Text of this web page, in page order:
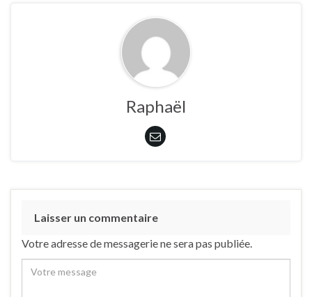
Raphaël
Laisser un commentaire
Votre adresse de messagerie ne sera pas publiée.